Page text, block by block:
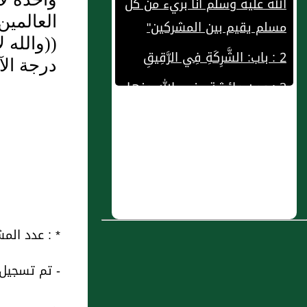
2 : باب: الشَّرِكَةِ فِي الرَّقِيقِ
3 : وعن عائشة رضي الله عنها
عن رسول الله صلى الله عليه
في الحديث الأول فيقتل "ورجل
((والله
درجة
* : عدد المشاهدات و التنزيل
- تم تسجيل